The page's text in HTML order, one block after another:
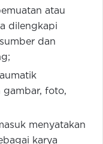
atau
dilengkapi
dan
gambar, foto,
menyatakan
karya